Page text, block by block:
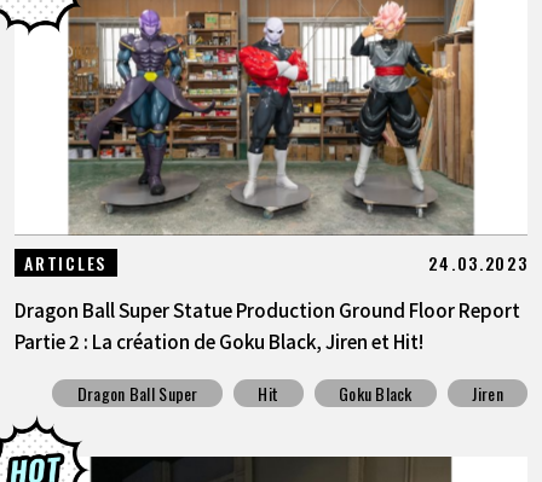
ARTICLES 24.03.2023
Dragon Ball Super Statue Production Ground Floor Report
Partie 2 : La création de Goku Black, Jiren et Hit!
Dragon Ball Super Hit Goku Black Jiren